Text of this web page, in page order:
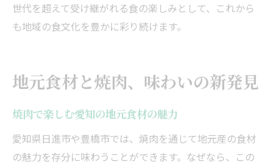
世代を超えて受け継がれる食の楽しみとして、これから
も地域の食文化を豊かに彩り続けます。
地元食材と焼肉、味わいの新発見
焼肉で楽しむ愛知の地元食材の魅力
愛知県日進市や豊橋市では、焼肉を通じて地元産の食材
の魅力を存分に味わうことができます。なぜなら、この